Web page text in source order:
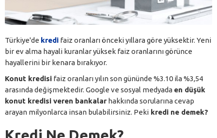
Türkiye'de kredi faiz oranları önceki yıllara göre yüksektir. Yeni
bir ev alma hayali kuranlar yüksek faiz oranlarını görünce
hayallerini bir kenara bırakıyor.
Konut kredisi faiz oranları yılın son gününde %3.10 ila %3,54
arasında değişmektedir. Google ve sosyal medyada en düşük
konut kredisi veren bankalar hakkında sorularına cevap
arayan milyonlarca insan bulabilirsiniz. Peki kredi ne demek?